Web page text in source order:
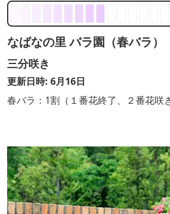
なばなの里 バラ園（春バラ）
三分咲き
更新日時: 6月16日
春バラ：1割（１番花終了、２番花咲